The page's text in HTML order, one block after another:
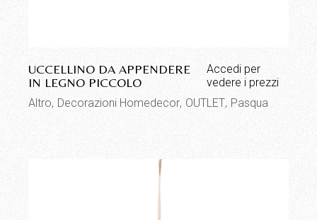
UCCELLINO DA APPENDERE
IN LEGNO PICCOLO
Accedi per
vedere i prezzi
Altro Decorazioni Homedecor OUTLET Pasqua